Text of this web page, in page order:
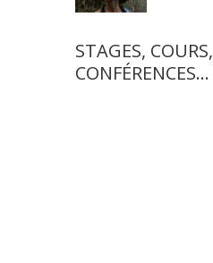
STAGES, COURS,
CONFÉRENCES…